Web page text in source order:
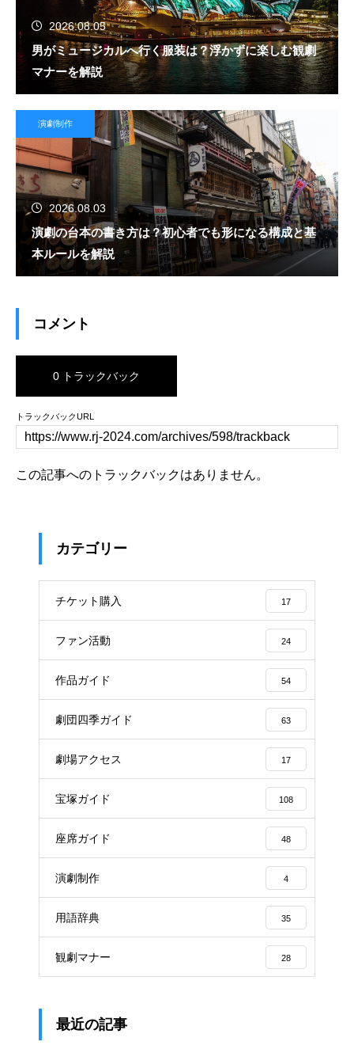
2026.08.05
男がミュージカルへ行く服装は？浮かずに楽しむ観劇
マナーを解説
演劇制作
2026.08.03
演劇の台本の書き方は？初心者でも形になる構成と基
本ルールを解説
コメント
0 トラックバック
トラックバックURL
この記事へのトラックバックはありません。
カテゴリー
チケット購入 17
ファン活動 24
作品ガイド 54
劇団四季ガイド 63
劇場アクセス 17
宝塚ガイド 108
座席ガイド 48
演劇制作 4
用語辞典 35
観劇マナー 28
最近の記事